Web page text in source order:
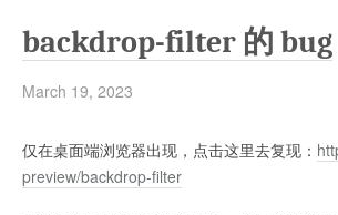
backdrop-filter 的 bug
March 19, 2023
仅在桌面端浏览器出现，点击这里去复现：
preview/backdrop-filter